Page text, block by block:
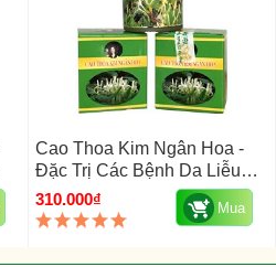
Cao Thoa Kim Ngân Hoa -
Đặc Trị Các Bệnh Da Liễu
Của Người Dao
310.000₫ Mua